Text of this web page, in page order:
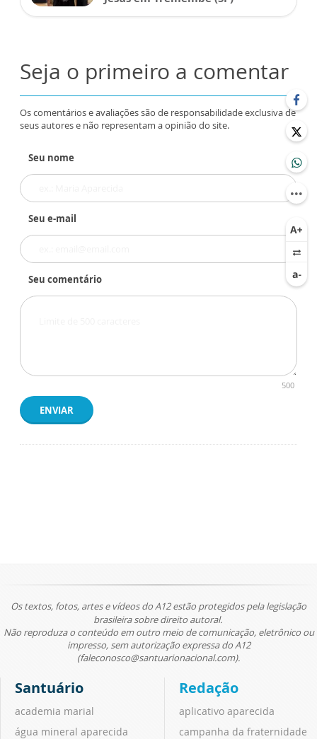
Seja o primeiro a comentar
Os comentários e avaliações são de responsabilidade exclusiva de
seus autores e não representam a opinião do site.
Seu nome
Seu e-mail
Seu comentário
500
ENVIAR
Os textos, fotos, artes e vídeos do A12 estão protegidos pela legislação
brasileira sobre direito autoral.
Não reproduza o conteúdo em outro meio de comunicação, eletrônico ou
impresso, sem autorização expressa do A12
(faleconosco@santuarionacional.com).
Santuário
academia marial
água mineral aparecida
Redação
aplicativo aparecida
campanha da fraternidade